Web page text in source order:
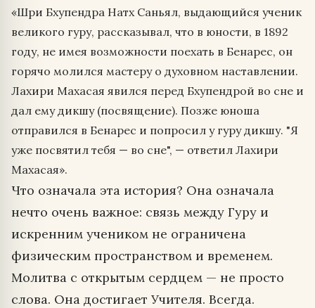
«Шри Бхупендра Натх Саньял, выдающийся ученик
великого гуру, рассказывал, что в юности, в 1892
году, не имея возможности поехать в Бенарес, он
горячо молился мастеру о духовном наставлении.
Лахири Махасая явился перед Бхупендрой во сне и
дал ему дикшу (посвящение). Позже юноша
отправился в Бенарес и попросил у гуру дикшу. "Я
уже посвятил тебя — во сне", — ответил Лахири
Махасая».
Что означала эта история? Она означала
нечто очень важное: связь между Гуру и
искренним учеником не ограничена
физическим пространством и временем.
Молитва с открытым сердцем — не просто
слова. Она достигает Учителя. Всегда.